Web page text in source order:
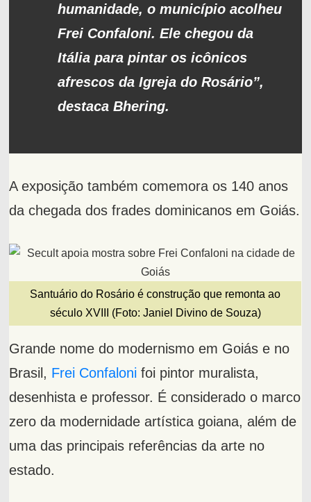
humanidade, o município acolheu
Frei Confaloni. Ele chegou da
Itália para pintar os icônicos
afrescos da Igreja do Rosário”,
destaca Bhering.
A exposição também comemora os 140 anos
da chegada dos frades dominicanos em Goiás.
Santuário do Rosário é construção que remonta ao
século XVIII (Foto: Janiel Divino de Souza)
Grande nome do modernismo em Goiás e no
Brasil, Frei Confaloni foi pintor muralista,
desenhista e professor. É considerado o marco
zero da modernidade artística goiana, além de
uma das principais referências da arte no
estado.